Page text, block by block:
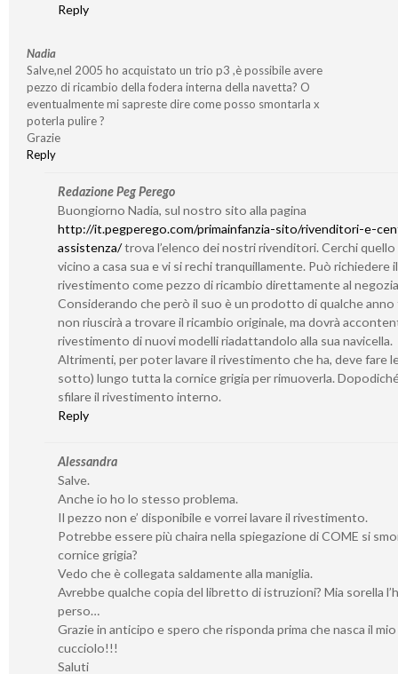
Reply
Nadia
Salve,nel 2005 ho acquistato un trio p3 ,è possibile avere
pezzo di ricambio della fodera interna della navetta? O
eventualmente mi sapreste dire come posso smontarla x
poterla pulire ?
Grazie
Reply
Redazione Peg Perego
Buongiorno Nadia, sul nostro sito alla pagina
http://it.pegperego.com/primainfanzia-sito/rivenditori-e-
assistenza/trova l’elenco dei nostri rivenditori. Cerchi quello
vicino a casa sua e vi si rechi tranquillamente. Può richiedere il
rivestimento come pezzo di ricambio direttamente al
Considerando che però il suo è un prodotto di qualche anno
non riuscirà a trovare il ricambio originale, ma dovrà
rivestimento di nuovi modelli riadattandolo alla sua navicella.
Altrimenti, per poter lavare il rivestimento che ha, deve fare
sotto) lungo tutta la cornice grigia per rimuoverla.
sfilare il rivestimento interno.
Reply
Alessandra
Salve.
Anche io ho lo stesso problema.
Il pezzo non e’ disponibile e vorrei lavare il rivestimento.
Potrebbe essere più chaira nella spiegazione di COME si
cornice grigia?
Vedo che è collegata saldamente alla maniglia.
Avrebbe qualche copia del libretto di istruzioni? Mia sorella
perso…
Grazie in anticipo e spero che risponda prima che nasca il mio
cucciolo!!!
Saluti